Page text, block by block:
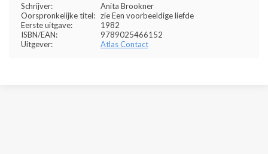
Schrijver:
Anita Brookner
Oorspronkelijke titel: zie Een voorbeeldige liefde
Eerste uitgave:
1982
ISBN/EAN:
9789025466152
Uitgever:
Atlas Contact